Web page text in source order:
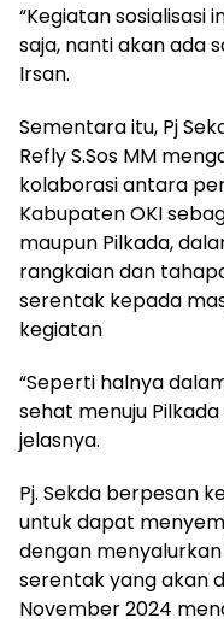
“Kegiatan sosialisasi
saja, nanti akan ada
Irsan.
Sementara itu, Pj
Refly S.Sos MM
kolaborasi antara
Kabupaten OKI
maupun Pilkada,
rangkaian dan
serentak kepada
kegiatan
“Seperti halnya
sehat menuju
jelasnya.
Pj. Sekda berpesan
untuk dapat
dengan
serentak yang akan
November 2024